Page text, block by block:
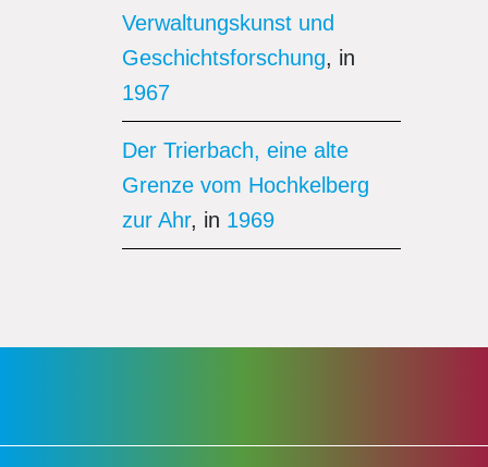
Verwaltungskunst und
Geschichtsforschung, in
1967
Der Trierbach, eine alte
Grenze vom Hochkelberg
zur Ahr, in 1969